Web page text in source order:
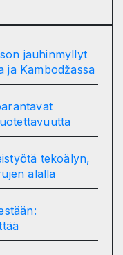
jauhinmyllyt
ja Kambodžassa
tekoälyn,
alalla